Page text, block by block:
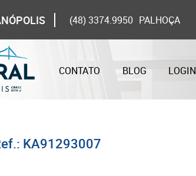
(48) 3374.9950 PALHOÇA
CONTATO BLOG LOGIN
KA91293007